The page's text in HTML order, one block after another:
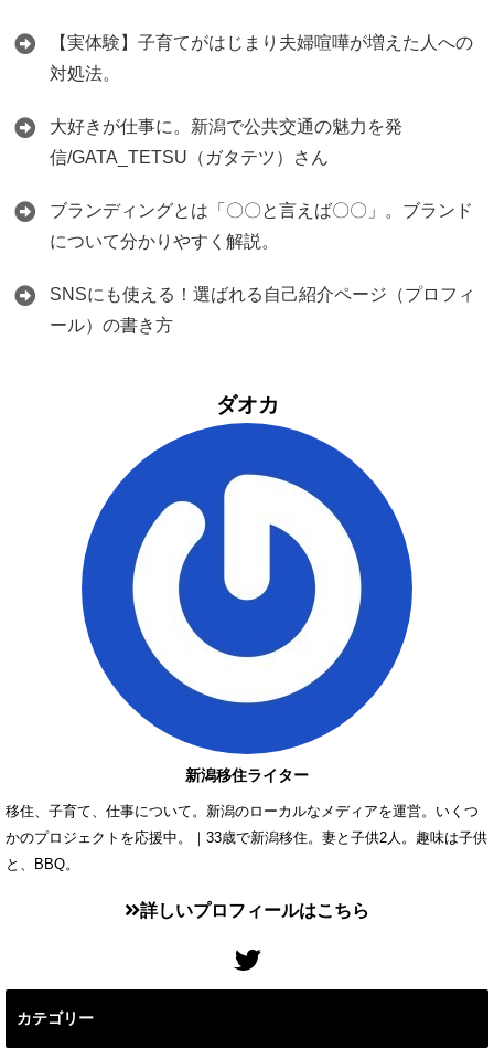
【実体験】子育てがはじまり夫婦喧嘩が増えた人への
対処法。
大好きが仕事に。新潟で公共交通の魅力を発
信/GATA_TETSU（ガタテツ）さん
ブランディングとは「〇〇と言えば〇〇」。ブランド
について分かりやすく解説。
SNSにも使える！選ばれる自己紹介ページ（プロフィ
ール）の書き方
ダオカ
新潟移住ライター
移住、子育て、仕事について。新潟のローカルなメディアを運営。いくつ
かのプロジェクトを応援中。｜33歳で新潟移住。妻と子供2人。趣味は子供
と、BBQ。
詳しいプロフィールはこちら
カテゴリー